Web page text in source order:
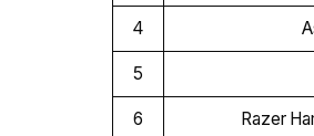
4
5
6 Razer